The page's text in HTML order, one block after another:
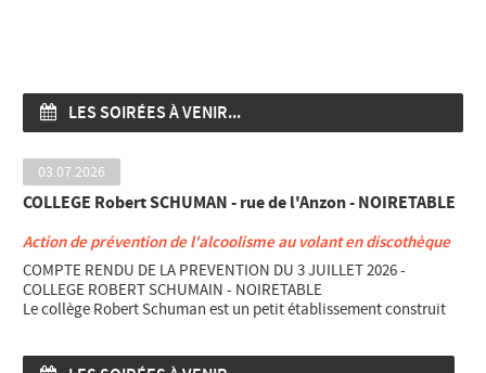
LES SOIRÉES À VENIR...
03.07.2026
COLLEGE Robert SCHUMAN - rue de l'Anzon - NOIRETABLE
Action de prévention de l'alcoolisme au volant en discothèque
COMPTE RENDU DE LA PREVENTION DU 3 JUILLET 2026 -
COLLEGE ROBERT SCHUMAIN - NOIRETABLE
Le collège Robert Schuman est un petit établissement construit
– 5e – 4e et 3e. encadrés d’une vingtaine de professeurs.